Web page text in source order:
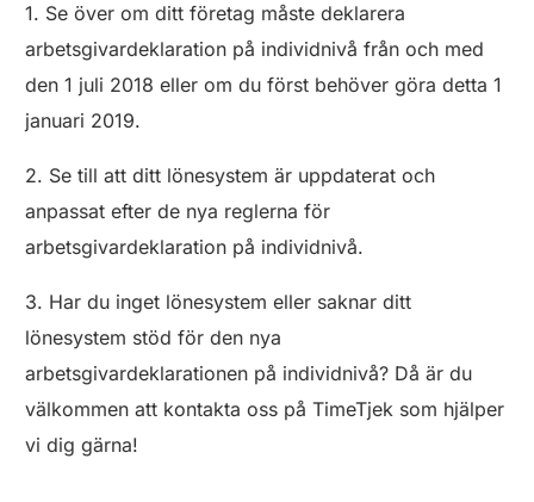
1. Se över om ditt företag måste deklarera
arbetsgivardeklaration på individnivå från och med
den 1 juli 2018 eller om du först behöver göra detta 1
januari 2019.
2. Se till att ditt lönesystem är uppdaterat och
anpassat efter de nya reglerna för
arbetsgivardeklaration på individnivå.
3. Har du inget lönesystem eller saknar ditt
lönesystem stöd för den nya
arbetsgivardeklarationen på individnivå? Då är du
välkommen att kontakta oss på TimeTjek som hjälper
vi dig gärna!